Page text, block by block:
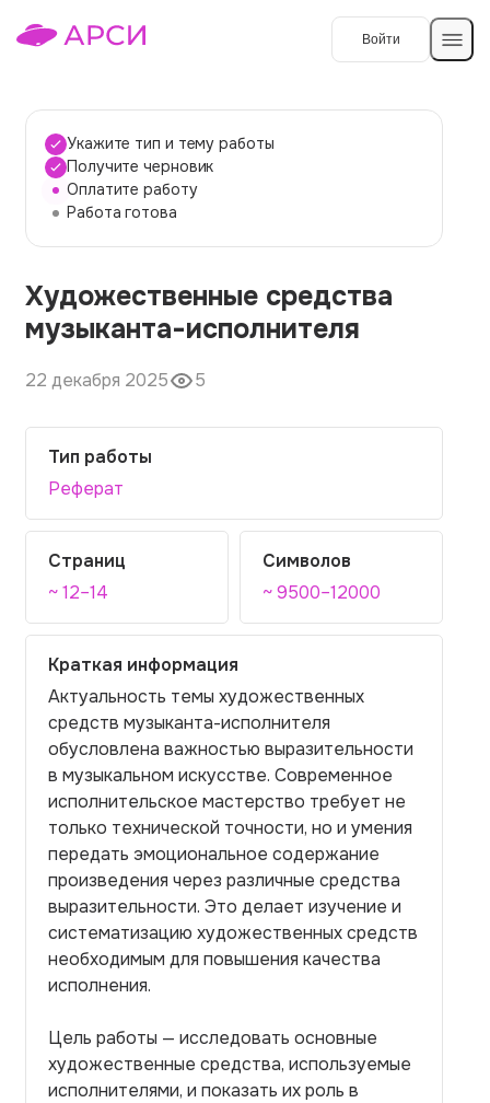
Войти
Темы работ
О сервисе
О компании
Наши гарантии
Порядок оплаты
Вопросы и ответы
Отзывы
Контакты
Укажите тип и тему работы
Получите черновик
Оплатите работу
Работа готова
Художественные средства
музыканта-исполнителя
22 декабря 2025 5
Тип работы
Реферат
Страниц
~ 12–14
Символов
~ 9500–12000
Краткая информация
Актуальность темы художественных
средств музыканта-исполнителя
обусловлена важностью выразительности
в музыкальном искусстве. Современное
исполнительское мастерство требует не
только технической точности, но и умения
передать эмоциональное содержание
произведения через различные средства
выразительности. Это делает изучение и
систематизацию художественных средств
необходимым для повышения качества
исполнения.
Цель работы — исследовать основные
художественные средства, используемые
исполнителями, и показать их роль в